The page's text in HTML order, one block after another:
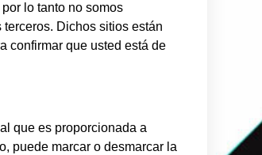
lo tanto no somos
Dichos sitios están
confirmar que usted está de
que es proporcionada a
puede marcar o desmarcar la